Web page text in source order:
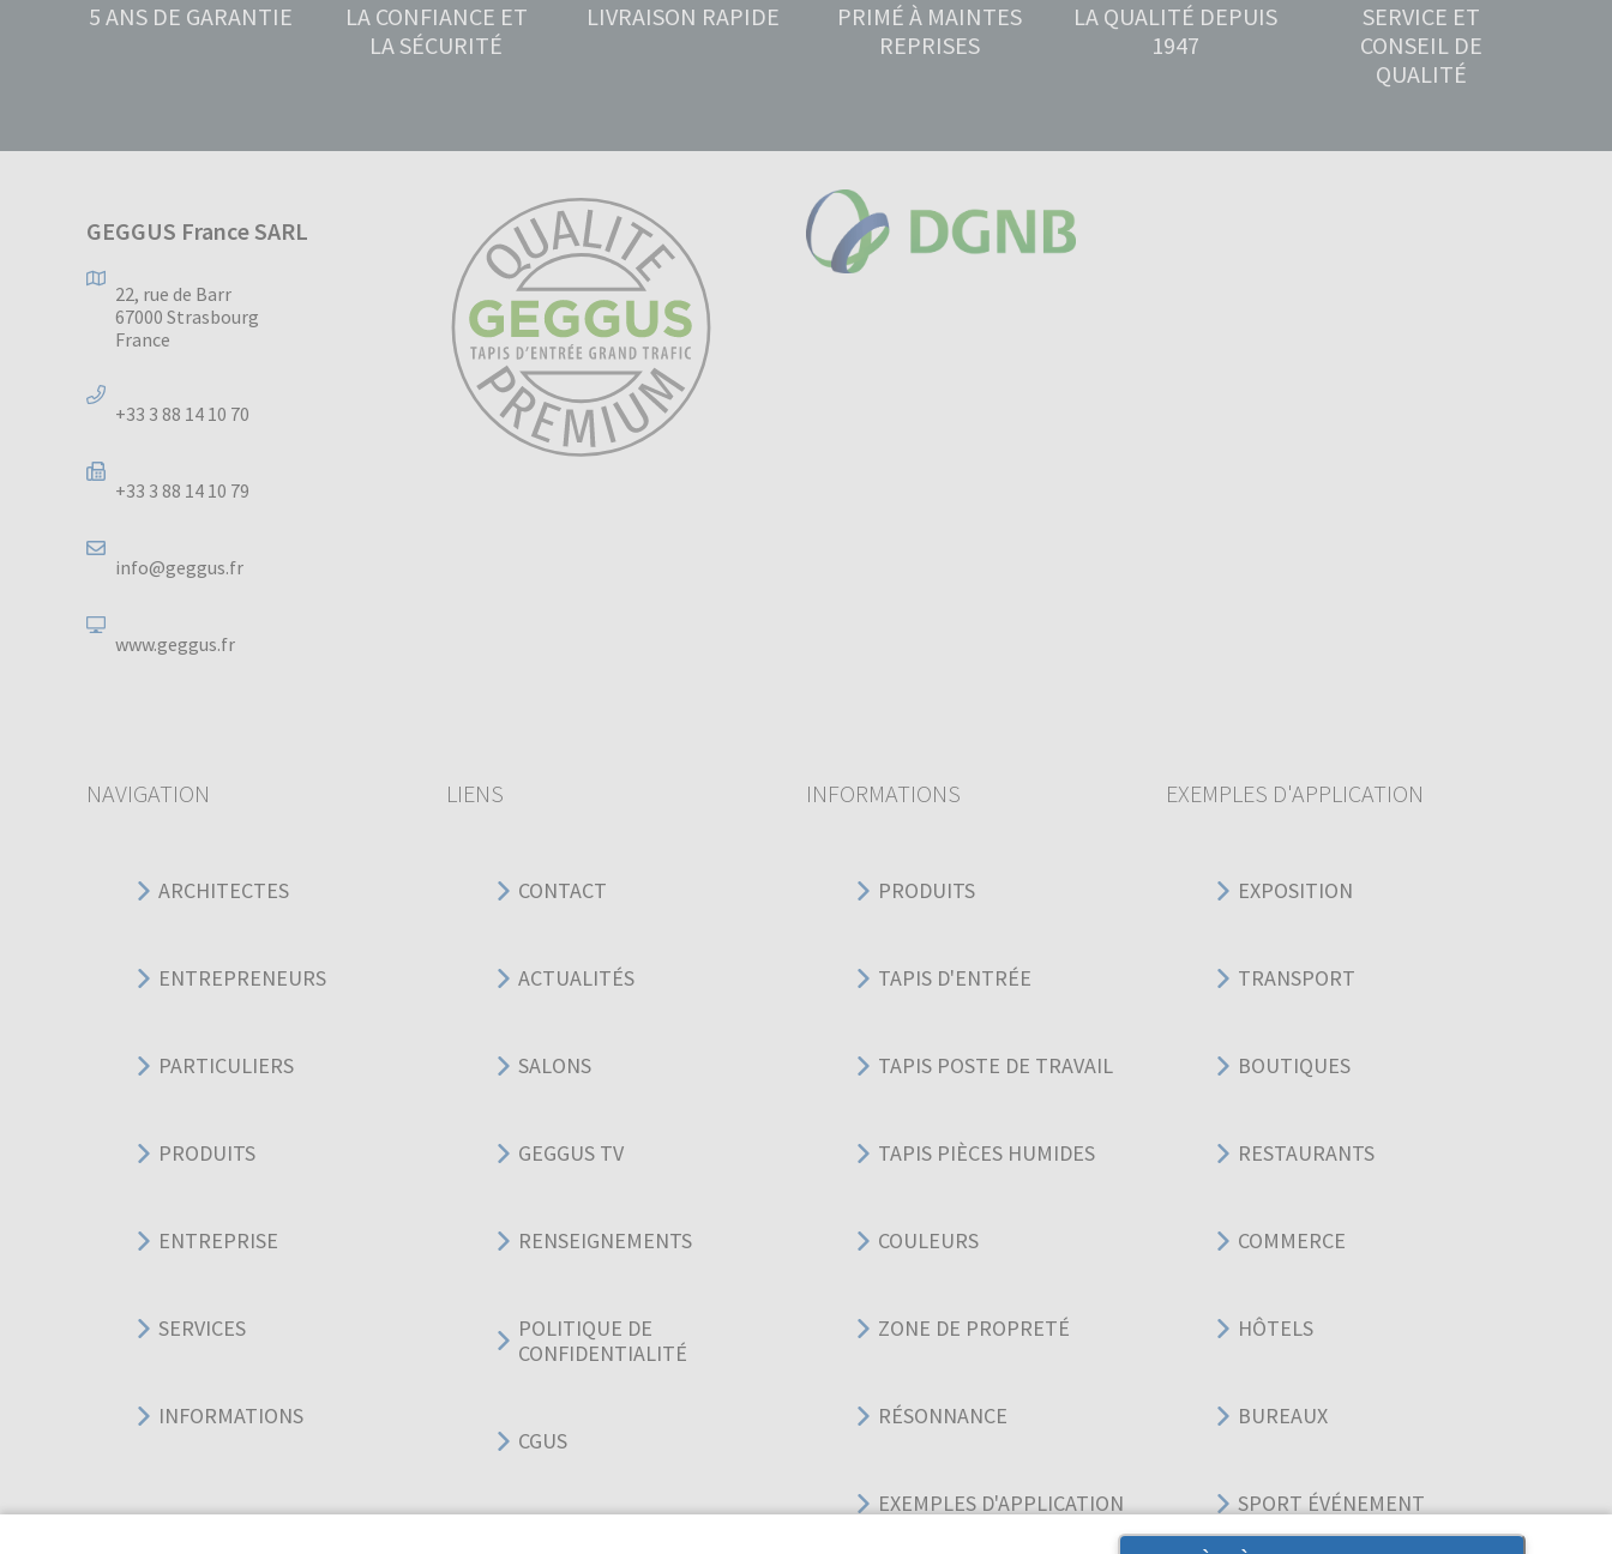
5 ANS DE GARANTIE
LA CONFIANCE ET
LA SÉCURITÉ
LIVRAISON RAPIDE
PRIMÉ À MAINTES
REPRISES
LA QUALITÉ DEPUIS
1947
SERVICE ET
CONSEIL DE
QUALITÉ
GEGGUS France SARL
22, rue de Barr
67000 Strasbourg
France
+33 3 88 14 10 70
+33 3 88 14 10 79
info@geggus.fr
www.geggus.fr
NAVIGATION
ARCHITECTES
ENTREPRENEURS
PARTICULIERS
PRODUITS
ENTREPRISE
SERVICES
INFORMATIONS
LIENS
CONTACT
ACTUALITÉS
SALONS
GEGGUS TV
RENSEIGNEMENTS
POLITIQUE DE
CONFIDENTIALITÉ
CGUS
INFORMATIONS
PRODUITS
TAPIS D'ENTRÉE
TAPIS POSTE DE TRAVAIL
TAPIS PIÈCES HUMIDES
COULEURS
ZONE DE PROPRETÉ
RÉSONNANCE
EXEMPLES D'APPLICATION
EXEMPLES D'APPLICATION
EXPOSITION
TRANSPORT
BOUTIQUES
RESTAURANTS
COMMERCE
HÔTELS
BUREAUX
SPORT ÉVÉNEMENT